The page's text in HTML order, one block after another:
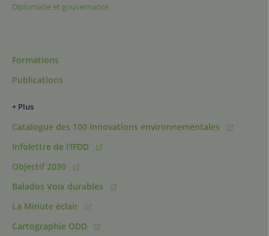
Diplomatie et gouvernance
Formations
Publications
+ Plus
Catalogue des 100 innovations environnementales
Infolettre de l'IFDD
Objectif 2030
Balados Voix durables
La Minute éclair
Cartographie ODD